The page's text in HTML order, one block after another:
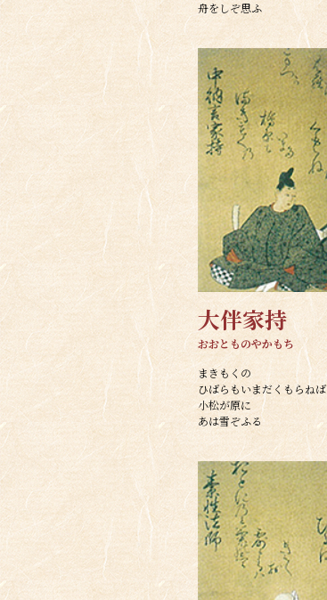
舟をしぞ思ふ
大伴家持
おおとものやかもち
まきもくの
ひばらもいまだくもらねば
小松が原に
あは雪ぞふる